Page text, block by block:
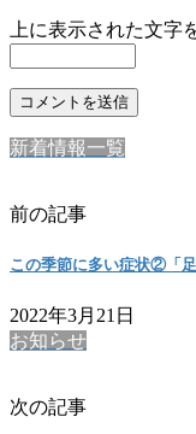
上に表示された文字
新着情報一覧
前の記事
この季節に多い症状②「足
2022年3月21日
お知らせ
次の記事